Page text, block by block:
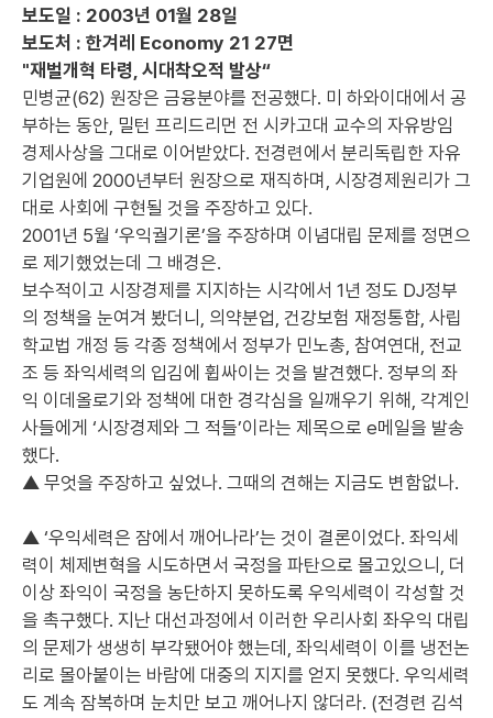
보도일 : 2003년 01월 28일
보도처 : 한겨레 Economy 21 27면
"재벌개혁 타령, 시대착오적 발상“
민병균(62) 원장은 금융분야를 전공했다. 미 하와이대에서 공
부하는 동안, 밀턴 프리드리먼 전 시카고대 교수의 자유방임
경제사상을 그대로 이어받았다. 전경련에서 분리독립한 자유
기업원에 2000년부터 원장으로 재직하며, 시장경제원리가 그
대로 사회에 구현될 것을 주장하고 있다.
2001년 5월 ‘우익궐기론’을 주장하며 이념대립 문제를 정면으
로 제기했었는데 그 배경은.
보수적이고 시장경제를 지지하는 시각에서 1년 정도 DJ정부
의 정책을 눈여겨 봤더니, 의약분업, 건강보험 재정통합, 사립
학교법 개정 등 각종 정책에서 정부가 민노총, 참여연대, 전교
조 등 좌익세력의 입김에 휩싸이는 것을 발견했다. 정부의 좌
익 이데올로기와 정책에 대한 경각심을 일깨우기 위해, 각계인
사들에게 ‘시장경제와 그 적들’이라는 제목으로 e메일을 발송
했다.
▲ 무엇을 주장하고 싶었나. 그때의 견해는 지금도 변함없나.
▲ ‘우익세력은 잠에서 깨어나라’는 것이 결론이었다. 좌익세
력이 체제변혁을 시도하면서 국정을 파탄으로 몰고있으니, 더
이상 좌익이 국정을 농단하지 못하도록 우익세력이 각성할 것
을 촉구했다. 지난 대선과정에서 이러한 우리사회 좌우익 대립
의 문제가 생생히 부각됐어야 했는데, 좌익세력이 이를 냉전논
리로 몰아붙이는 바람에 대중의 지지를 얻지 못했다. 우익세력
도 계속 잠복하며 눈치만 보고 깨어나지 않더라. (전경련 김석